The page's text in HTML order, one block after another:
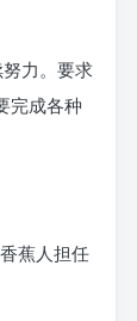
力。要求
完成各种
蕉人担任